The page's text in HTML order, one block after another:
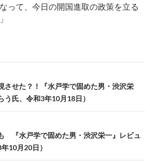
って、今日の開国進取の政策を立る
させた？！『水戸学で固めた男・渋沢栄
氏、令和3年10月18日）
『水戸学で固めた男・渋沢栄一』レビュ
10月20日）